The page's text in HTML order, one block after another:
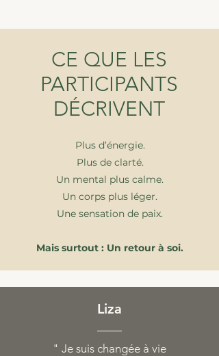
CE QUE LES
PARTICIPANTS
DÉCRIVENT
Plus d’énergie.
Plus de clarté.
Un mental plus calme.
Un corps plus léger.
Une sensation de paix.
Mais surtout : Un retour à soi.
Liza
" Je suis changée à vie